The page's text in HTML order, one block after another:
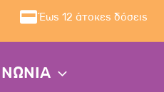
Έως 12 άτοκες δόσεις